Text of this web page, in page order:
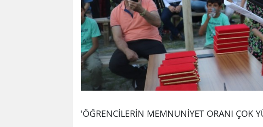
'ÖĞRENCİLERİN MEMNUNİYET ORANI ÇOK